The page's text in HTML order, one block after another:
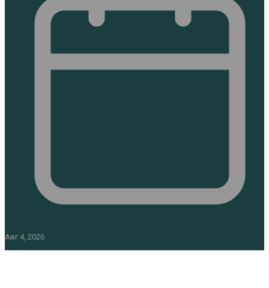
Авг 4, 2026